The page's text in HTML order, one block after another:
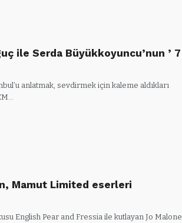
ile Serda Büyükkoyuncu’nun ’ 7
anlatmak, sevdirmek için kaleme aldıkları
Mamut Limited eserleri
English Pear and Fressia ile kutlayan Jo Malone